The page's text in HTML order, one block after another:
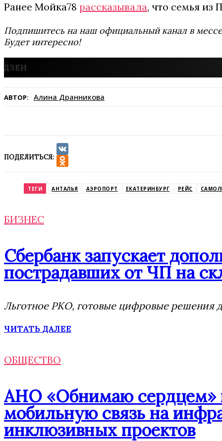
Ранее Мойка78 рассказывала, что семья из
Подпишитесь на наш официальный канал в
Будет интересно!
АВТОР: Алина Дранникова
ПОДЕЛИТЬСЯ:
VK
ТЕГИ АНТАЛЬЯ АЭРОПОРТ ЕКАТЕРИНБУРГ РЕЙС
БИЗНЕС
Сбербанк запускает
пострадавших от ЧП на
Льготное РКО, готовые цифровые решения
ЧИТАТЬ ДАЛЕЕ
ОБЩЕСТВО
АНО «Обнимаю сердцем»
мобильную связь на
инклюзивных проектов